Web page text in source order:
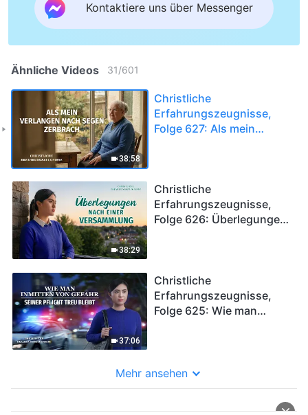
Kontaktiere uns über Messenger
Ähnliche Videos 31/601
38:58
Christliche
Erfahrungszeugnisse,
Folge 627: Als mein
38:29
Christliche
Erfahrungszeugnisse,
Folge 626: Überlegungen
37:06
Christliche
Erfahrungszeugnisse,
Folge 625: Wie man
Mehr ansehen